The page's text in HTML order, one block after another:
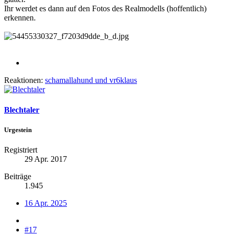
Ihr werdet es dann auf den Fotos des Realmodells (hoffentlich)
erkennen.
Reaktionen: schamallahund und vr6klaus
Blechtaler
Urgestein
Registriert
29 Apr. 2017
Beiträge
1.945
16 Apr. 2025
#17